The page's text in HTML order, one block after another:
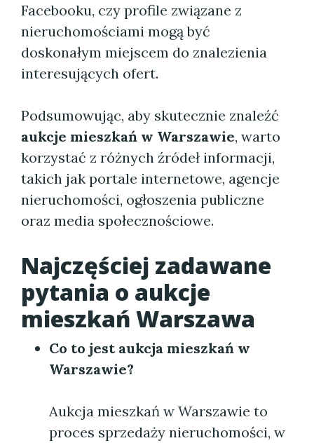
Facebooku, czy profile związane z
nieruchomościami mogą być
doskonałym miejscem do znalezienia
interesujących ofert.
Podsumowując, aby skutecznie znaleźć
aukcje mieszkań w Warszawie, warto
korzystać z różnych źródeł informacji,
takich jak portale internetowe, agencje
nieruchomości, ogłoszenia publiczne
oraz media społecznościowe.
Najczęściej zadawane
pytania o aukcje
mieszkań Warszawa
Co to jest aukcja mieszkań w
Warszawie?
Aukcja mieszkań w Warszawie to
proces sprzedaży nieruchomości, w